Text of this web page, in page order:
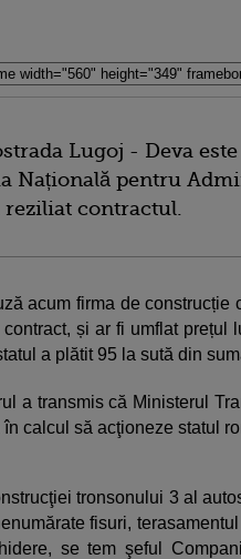
Lugoj - Deva
Națională pentru
reziliat contractul.
acum firma de construcție
și ar fi umflat prețul
a plătit 95 la sută din
a transmis că Ministerul
calcul să acţioneze statul
tronsonului 3 al
fisuri,
se tem şeful